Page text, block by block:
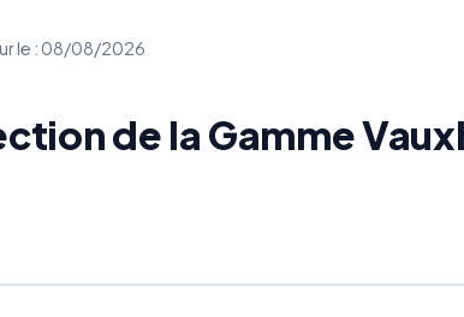
le : 08/08/2026
de la Gamme